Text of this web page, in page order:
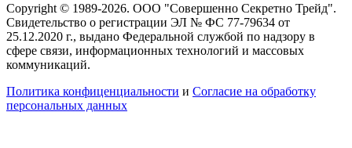
Copyright © 1989-2026. ООО "Совершенно Секретно Трейд".
Свидетельство о регистрации ЭЛ № ФС 77-79634 от
25.12.2020 г., выдано Федеральной службой по надзору в
сфере связи, информационных технологий и массовых
коммуникаций.
Политика конфиценциальности и Согласие на обработку
персональных данных